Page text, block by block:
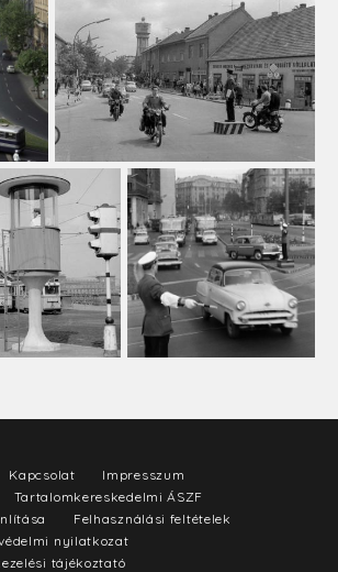
Kapcsolat
Impresszum
Tartalomkereskedelmi ÁSZF
Felhasználási feltételek
nyilatkozat
tájékoztató